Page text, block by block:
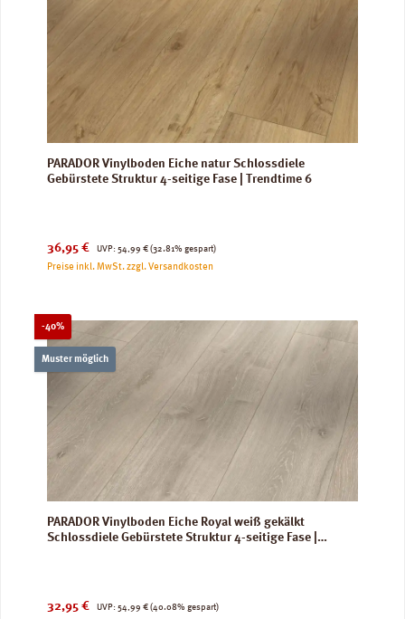
PARADOR Vinylboden Eiche natur Schlossdiele
Gebürstete Struktur 4-seitige Fase | Trendtime 6
Verkaufspreis:
36,95 € UVP:
Regulärer Preis:
54,99 € (32.81% gespart)
Preise inkl. MwSt. zzgl. Versandkosten
-40%Rabatt
Muster möglich
PARADOR Vinylboden Eiche Royal weiß gekälkt
Schlossdiele Gebürstete Struktur 4-seitige Fase |
Verkaufspreis:
32,95 € UVP:
Regulärer Preis:
54,99 € (40.08% gespart)